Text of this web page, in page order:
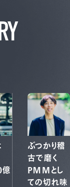
億
ぶつかり稽
古で磨く
PMMとし
ての切れ味